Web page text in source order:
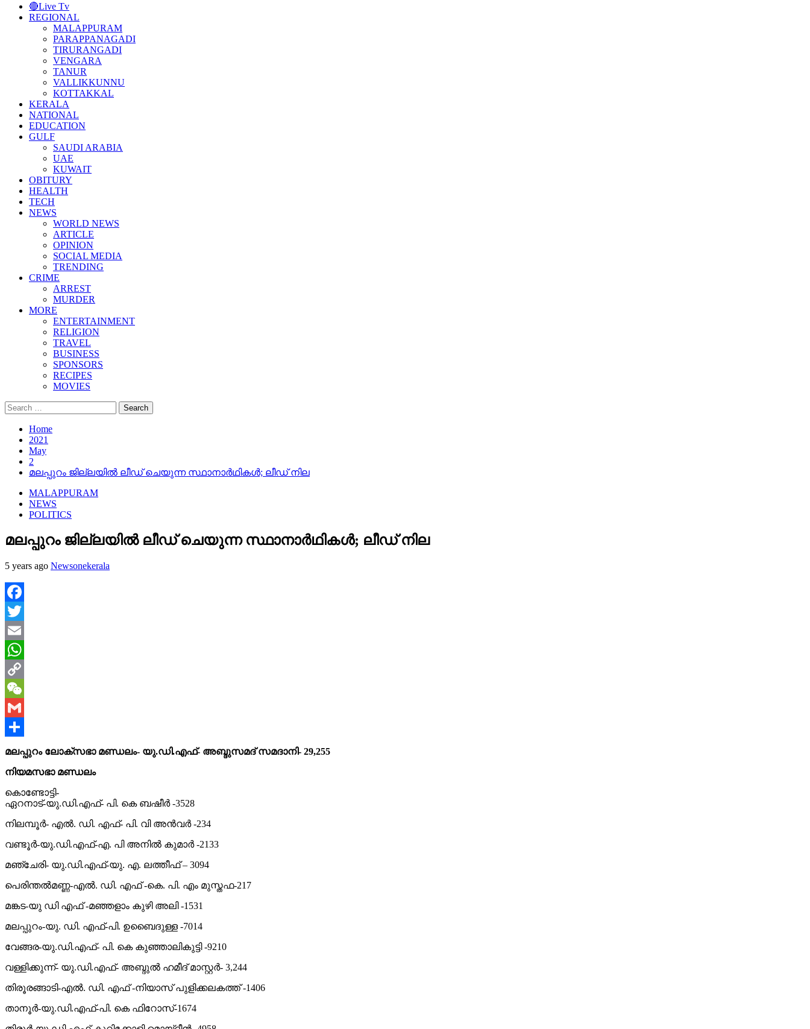
🔴Live Tv
REGIONAL
MALAPPURAM
PARAPPANAGADI
TIRURANGADI
VENGARA
TANUR
VALLIKKUNNU
KOTTAKKAL
KERALA
NATIONAL
EDUCATION
GULF
SAUDI ARABIA
UAE
KUWAIT
OBITURY
HEALTH
TECH
NEWS
WORLD NEWS
ARTICLE
OPINION
SOCIAL MEDIA
TRENDING
CRIME
ARREST
MURDER
MORE
ENTERTAINMENT
RELIGION
TRAVEL
BUSINESS
SPONSORS
RECIPES
MOVIES
Search
for:
Home
2021
May
2
മലപ്പുറം ജില്ലയില്‍ ലീഡ് ചെയുന്ന സ്ഥാനാര്‍ഥികള്‍; ലീഡ് നില
MALAPPURAM
NEWS
POLITICS
മലപ്പുറം ജില്ലയില്‍ ലീഡ് ചെയുന്ന സ്ഥാനാര്‍ഥികള്‍; ലീഡ് നില
5 years ago Newsonekerala
Facebook
Twitter
Email
WhatsApp
Copy
Link
WeChat
Gmail
മലപ്പുറം ലോക്സഭാ മണ്ഡലം- യു.ഡി.എഫ്- അബ്ദുസമദ് സമദാനി- 29,255
നിയമസഭാ മണ്ഡലം
കൊണ്ടോട്ടി-
ഏറനാട്-യു.ഡി.എഫ്- പി. കെ ബഷീര്‍ -3528
നിലമ്പൂര്‍- എല്‍. ഡി. എഫ്- പി. വി അന്‍വര്‍ -234
വണ്ടൂര്‍-യു.ഡി.എഫ്-എ. പി അനില്‍ കുമാര്‍ -2133
മഞ്ചേരി- യു.ഡി.എഫ്-യു. എ. ലത്തീഫ് – 3094
പെരിന്തല്‍മണ്ണ-എല്‍. ഡി. എഫ് -കെ. പി. എം മുസ്തഫ-217
മങ്കട-യു ഡി എഫ് -മഞ്ഞളാം കുഴി അലി -1531
മലപ്പുറം-യു. ഡി. എഫ്-പി. ഉബൈദുള്ള -7014
വേങ്ങര-യു.ഡി.എഫ്- പി. കെ കുഞ്ഞാലികുട്ടി -9210
വള്ളിക്കുന്ന്- യു.ഡി.എഫ്- അബ്ദുല്‍ ഹമീദ് മാസ്റ്റര്‍- 3,244
തിരൂരങ്ങാടി-എല്‍. ഡി. എഫ് -നിയാസ് പുളിക്കലകത്ത് -1406
താനൂര്‍-യു.ഡി.എഫ്-പി. കെ ഫിറോസ്-1674